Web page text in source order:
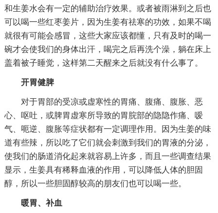
和生姜水会有一定的辅助治疗效果。或者被雨淋到之后也
可以喝一些红枣姜片，因为生姜有祛寒的功效，如果不喝
就很有可能会感冒，这些大家应该都懂，只有及时的喝一
碗才会使我们的身体出汗，喝完之后再洗个澡，躺在床上
盖着被子睡觉，这样第二天醒来之后就没有什么事了。
开胃健脾
对于胃部的受凉或虚寒性的胃痛、腹痛、腹胀、恶
心、呕吐，或脾胃虚寒所导致的胃脘部的隐隐作痛、嗳
气、呃逆、腹胀等症状都有一定调理作用。因为生姜的味
道有些辣，所以吃了它们就会刺激到我们的胃液的分泌，
使我们的肠道消化起来就容易上许多，而且一些调查结果
显示，生姜具有稀释血液的作用，可以降低人体的胆固
醇，所以一些胆固醇较高的朋友们也可以喝一些。
暖胃、补血